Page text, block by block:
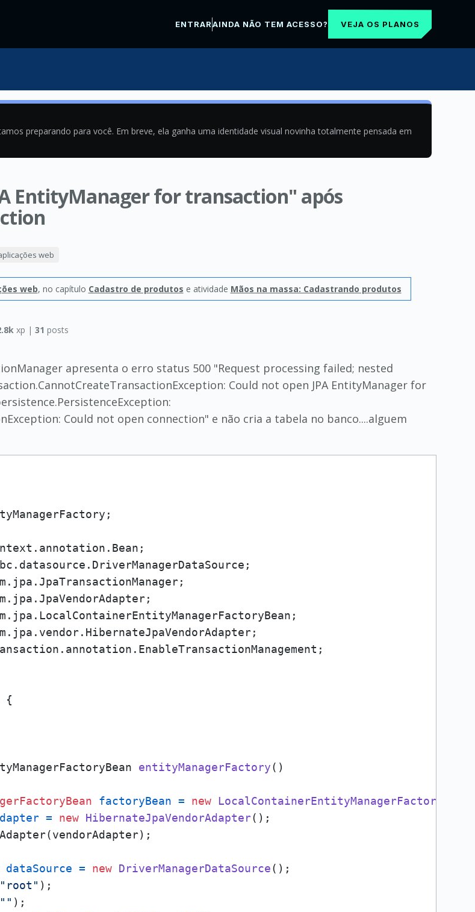
ENTRARAINDA NÃO TEM ACESSO? VEJA OS PLANOS
preparando para você. Em breve, ela ganha uma identidade visual novinha totalmente pensada em
EntityManager for transaction" após
web
web, no capítulo Cadastro de produtos e atividade Mãos na massa: Cadastrando produtos
xp |31 posts
apresenta o erro status 500 "Request processing failed; nested
Could not open JPA EntityManager for
Could not open connection" e não cria a tabela no banco....alguem
{
entityManagerFactory()
factoryBean = new LocalContainerEntityManagerFactoryBean
= new HibernateJpaVendorAdapter();
dataSource = new DriverManagerDataSource();
"root" );
"" );